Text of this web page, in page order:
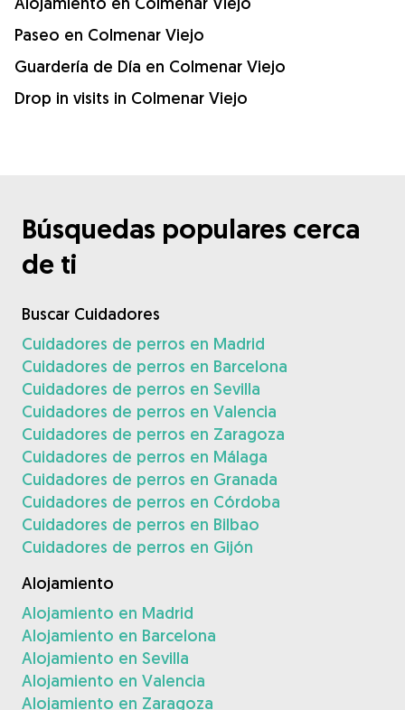
Paseo en Colmenar Viejo
Guardería de Día en Colmenar Viejo
Drop in visits in Colmenar Viejo
Búsquedas populares cerca
de ti
Buscar Cuidadores
Cuidadores de perros en Madrid
Cuidadores de perros en Barcelona
Cuidadores de perros en Sevilla
Cuidadores de perros en Valencia
Cuidadores de perros en Zaragoza
Cuidadores de perros en Málaga
Cuidadores de perros en Granada
Cuidadores de perros en Córdoba
Cuidadores de perros en Bilbao
Cuidadores de perros en Gijón
Alojamiento
Alojamiento en Madrid
Alojamiento en Barcelona
Alojamiento en Sevilla
Alojamiento en Valencia
Alojamiento en Zaragoza